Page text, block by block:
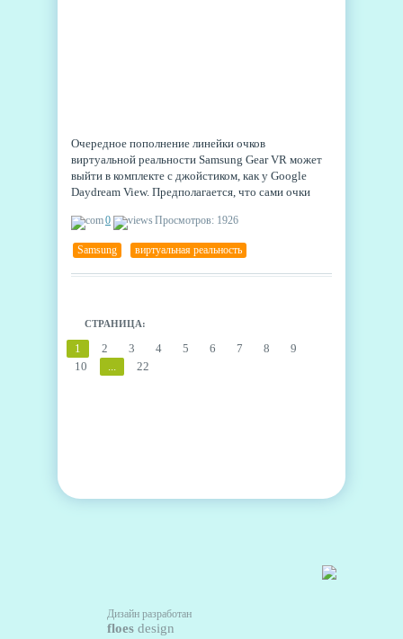
Очередное пополнение линейки очков
виртуальной реальности Samsung Gear VR может
выйти в комплекте с джойстиком, как у Google
Daydream View. Предполагается, что сами очки
только дополнятся новой крышкой спереди, чтобы
можно было использовать устройство с новым
Galaxy S8, также появится место для самого
джойстика.
0 Просмотров: 1926
Samsung виртуальная реальность
СТРАНИЦА:
1 2 3 4 5 6 7 8
9
10
... 22
Дизайн разработан
floes design